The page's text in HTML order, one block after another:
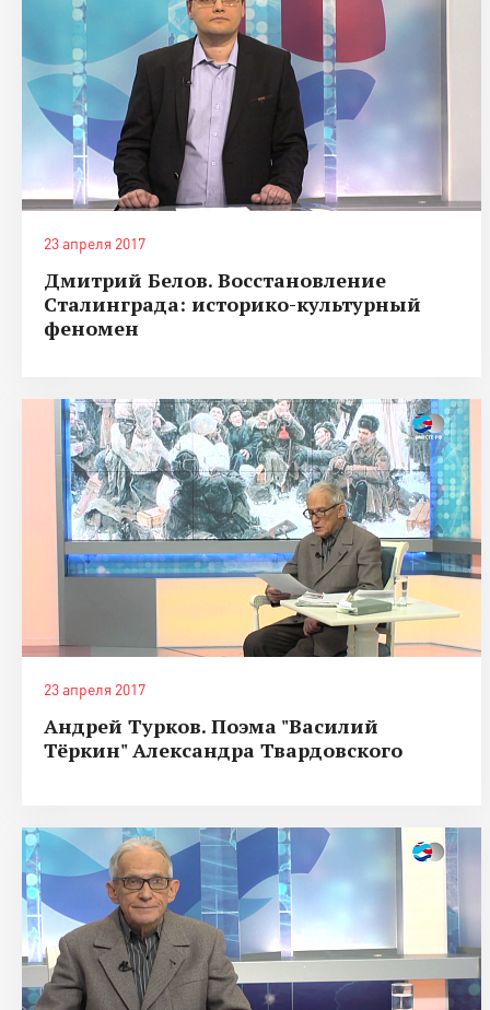
23 апреля 2017
Дмитрий Белов. Восстановление
Сталинграда: историко-культурный
феномен
23 апреля 2017
Андрей Турков. Поэма "Василий
Тёркин" Александра Твардовского